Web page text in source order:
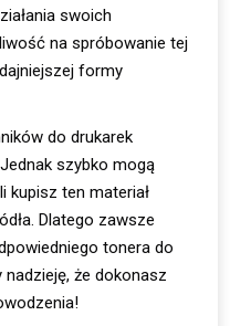
swoich
na spróbowanie tej
formy
do drukarek
szybko mogą
kupisz ten materiał
Dlatego zawsze
tonera do
że dokonasz